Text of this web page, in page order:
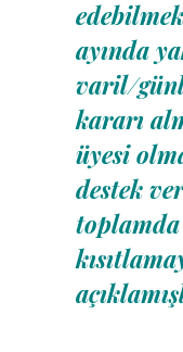
ayında
varil/
kararı
üyesi
destek